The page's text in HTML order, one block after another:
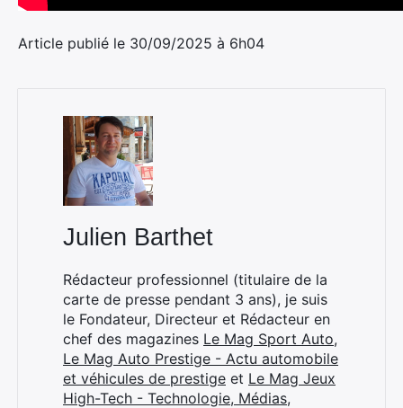
Article publié le 30/09/2025 à 6h04
Julien Barthet
Rédacteur professionnel (titulaire de la
carte de presse pendant 3 ans), je suis
le Fondateur, Directeur et Rédacteur en
chef des magazines Le Mag Sport Auto,
Le Mag Auto Prestige - Actu automobile
et véhicules de prestige et Le Mag Jeux
High-Tech - Technologie, Médias,